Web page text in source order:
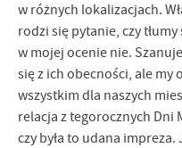
w różnych lokalizacjach.
rodzi się pytanie, czy
w mojej ocenie nie.
się z ich obecności, ale
wszystkim dla naszych
relacja z tegorocznych Dni
czy była to udana